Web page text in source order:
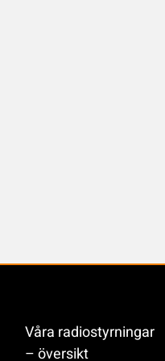
Våra radiostyrningar
– översikt